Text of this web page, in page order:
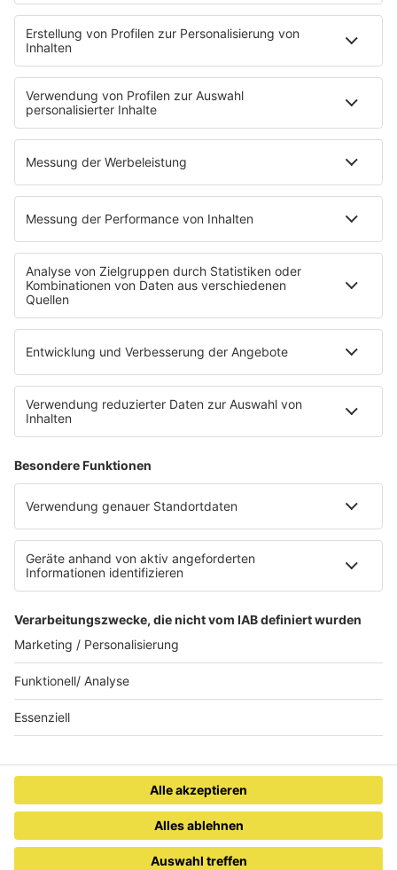
Verkehr & Blitzer
Weggehtipps
Jobbörse
Tipps und Tricks
SALÜ BONUS
INSIDE / B2B
B2B / Mediadaten
Empfang (DAB+, UKW, IP)
RADIO SALÜ Team
Alexa
App
WhatsApp-Kanal
Impressum
AGB
Datenschutzerklärung
Teilnahmebedingungen
Presse
Kontakt
WETTER
SAARLAND
DONNERSTAG
12-26°